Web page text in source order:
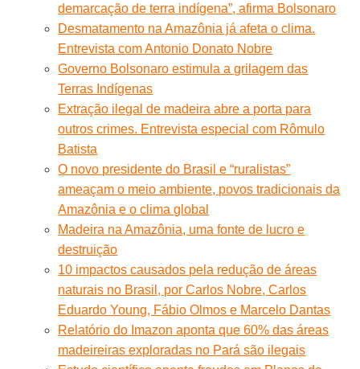
demarcação de terra indígena”, afirma Bolsonaro
Desmatamento na Amazônia já afeta o clima.
Entrevista com Antonio Donato Nobre
Governo Bolsonaro estimula a grilagem das
Terras Indígenas
Extração ilegal de madeira abre a porta para
outros crimes. Entrevista especial com Rômulo
Batista
O novo presidente do Brasil e “ruralistas”
ameaçam o meio ambiente, povos tradicionais da
Amazônia e o clima global
Madeira na Amazônia, uma fonte de lucro e
destruição
10 impactos causados pela redução de áreas
naturais no Brasil, por Carlos Nobre, Carlos
Eduardo Young, Fábio Olmos e Marcelo Dantas
Relatório do Imazon aponta que 60% das áreas
madeireiras exploradas no Pará são ilegais